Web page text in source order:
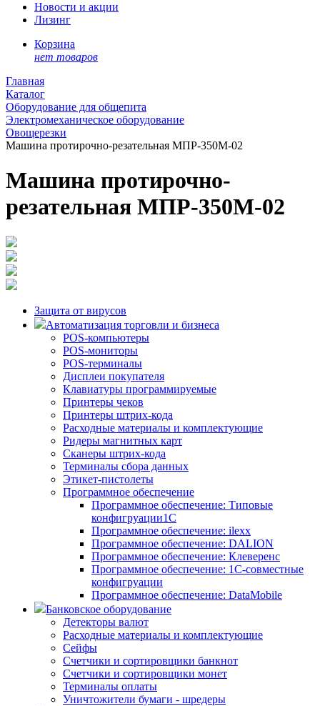
Новости и акции
Лизинг
Корзина
нет товаров
Главная
Каталог
Оборудование для общепита
Электромеханическое оборудование
Овощерезки
Машина протирочно-резательная МПР-350М-02
Машина протирочно-
резательная МПР-350М-02
Защита от вирусов
Автоматизация торговли и бизнеса
POS-компьютеры
POS-мониторы
POS-терминалы
Дисплеи покупателя
Клавиатуры программируемые
Принтеры чеков
Принтеры штрих-кода
Расходные материалы и комплектующие
Ридеры магнитных карт
Сканеры штрих-кода
Терминалы сбора данных
Этикет-пистолеты
Программное обеспечение
Программное обеспечение: Типовые
конфигруации1С
Программное обеспечение: ilexx
Программное обеспечение: DALION
Программное обеспечение: Клеверенс
Программное обеспечение: 1С-совместные
конфигруации
Программное обеспечение: DataMobile
Банковское оборудование
Детекторы валют
Расходные материалы и комплектующие
Сейфы
Счетчики и сортировщики банкнот
Счетчики и сортировщики монет
Терминалы оплаты
Уничтожители бумаги - шредеры